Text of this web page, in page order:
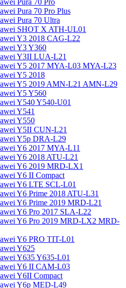
Pura 70 Pro
Pura 70 Pro Plus
Pura 70 Ultra
SHOT X ATH-UL01
Y3 2018 CAG-L22
Y3 Y360
Y3II LUA-L21
Y5 2017 MYA-L03 MYA-L23
Y5 2018
Y5 2019 AMN-L21 AMN-L29
Y5 Y560
Y540 Y540-U01
Y541
Y550
Y5II CUN-L21
Y5p DRA-L29
Y6 2017 MYA-L11
Y6 2018 ATU-L21
Y6 2019 MRD-LX1
Y6 II Compact
Y6 LTE SCL-L01
Y6 Prime 2018 ATU-L31
Y6 Prime 2019 MRD-L21
Y6 Pro 2017 SLA-L22
Y6 Pro 2019 MRD-LX2 MRD-
Y6 PRO TIT-L01
Y625
Y635 Y635-L01
Y6 II CAM-L03
Y6II Compact
Y6p MED-L49